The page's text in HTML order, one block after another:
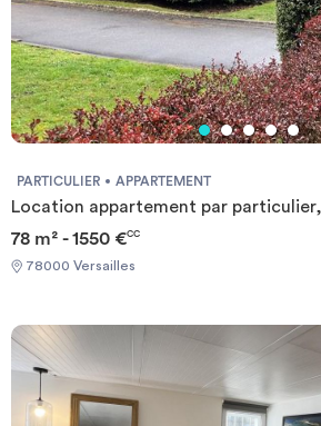
PARTICULIER APPARTEMENT
Location appartement par particulier,
78 m² - 1550 €CC
78000 Versailles